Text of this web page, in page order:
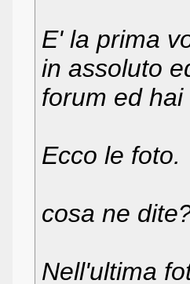
E' la prima
in assoluto
forum ed
Ecco le foto.
cosa ne
Nell'ultima